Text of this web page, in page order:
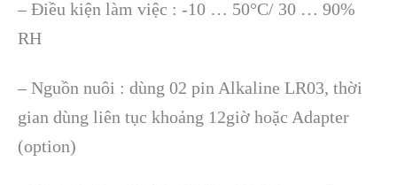
– Điều kiện làm việc : -10 … 50°C/ 30 … 90%
RH
– Nguồn nuôi : dùng 02 pin Alkaline LR03, thời
gian dùng liên tục khoảng 12giờ hoặc Adapter
(option)